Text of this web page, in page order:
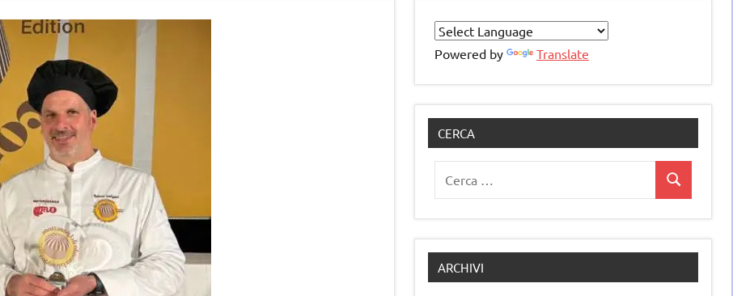
Powered by Translate
CERCA
Cerca
ARCHIVI